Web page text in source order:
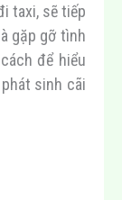
taxi, sẽ tiếp
gặp gỡ tình
để hiểu
sinh cãi